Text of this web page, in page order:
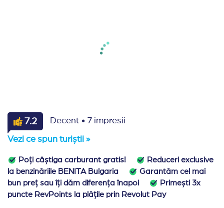
7.2 Decent · 7 impresii
Vezi ce spun turiștii »
Poți câștiga carburant gratis!
Reduceri exclusive
la benzinăriile BENITA Bulgaria
Garantăm cel mai
bun preț sau îți dăm diferența înapoi
Primești 3x
puncte RevPoints la plățile prin Revolut Pay